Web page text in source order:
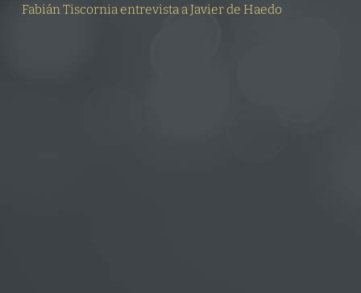
Fabián Tiscornia entrevista a Javier de Haedo